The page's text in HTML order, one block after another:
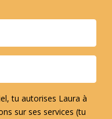
tu autorises Laura à
sur ses services (tu